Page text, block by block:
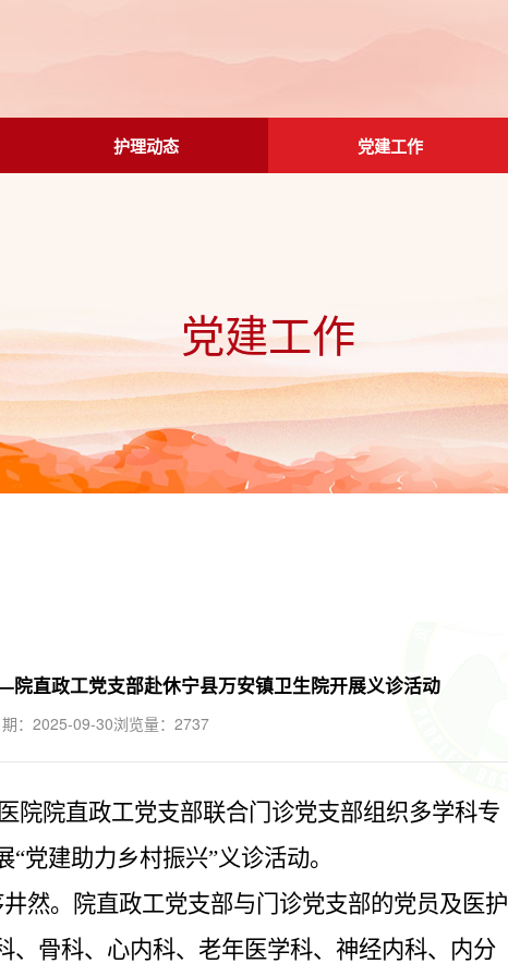
护理动态 党建工作
党建工作
直政工党支部赴休宁县万安镇卫生院开展义诊活动
：2025-09-30浏览量：2737
院院直政工党支部联合门诊党支部组织多学科专
党建助力乡村振兴”义诊活动。
然。院直政工党支部与门诊党支部的党员及医护
、骨科、心内科、老年医学科、神经内科、内分